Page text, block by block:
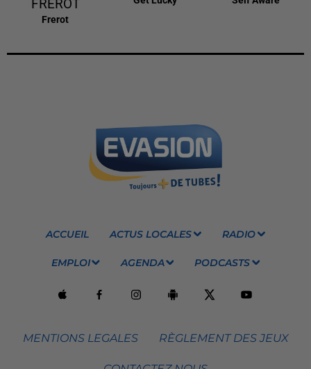
FREROT
Frerot
ACCUEIL ACTUS LOCALES RADIO
EMPLOI AGENDA PODCASTS
MENTIONS LEGALES RÈGLEMENT DES JEUX